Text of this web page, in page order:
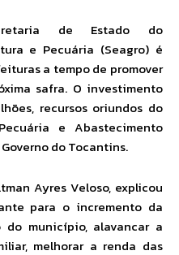
de Estado do
e Pecuária (Seagro) é
a tempo de promover
safra. O investimento
recursos oriundos do
e Abastecimento
do Tocantins.
Ayres Veloso, explicou
para o incremento da
do município, alavancar a
melhorar a renda das